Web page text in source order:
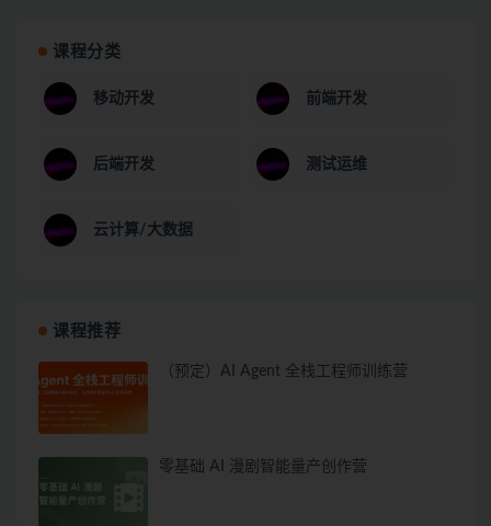
课程分类
移动开发 前端开发
后端开发 测试运维
云计算/大数据
课程推荐
（预定）AI Agent 全栈工程师训练营
零基础 AI 漫剧智能量产创作营